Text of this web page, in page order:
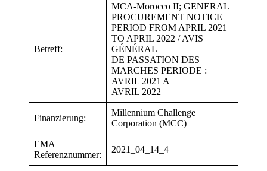
Betreff:
MCA-Morocco II; GENERAL
PROCUREMENT NOTICE –
PERIOD FROM APRIL 2021
TO APRIL 2022 / AVIS
GÉNÉRAL
DE PASSATION DES
MARCHES PERIODE :
AVRIL 2021 A
AVRIL 2022
Finanzierung:
Millennium Challenge
Corporation (MCC)
EMA
Referenznummer:
2021_04_14_4